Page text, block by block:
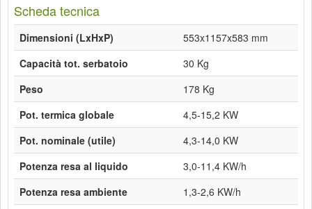
Scheda tecnica
Dimensioni (LxHxP)
553x1157x583 mm
Capacità tot. serbatoio
30 Kg
Peso
178 Kg
Pot. termica globale
4,5-15,2 KW
Pot. nominale (utile)
4,3-14,0 KW
Potenza resa al liquido
3,0-11,4 KW/h
Potenza resa ambiente
1,3-2,6 KW/h